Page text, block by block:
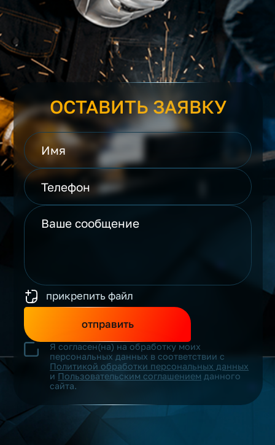
ОСТАВИТЬ ЗАЯВКУ
прикрепить файл
отправить
Я согласен(на) на обработку моих
персональных данных в соответствии с
Политикой обработки персональных данных
и Пользовательским соглашением данного
сайта.